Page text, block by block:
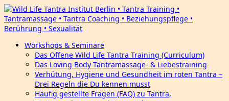
Workshops & Seminare
Das Offene Wild Life Tantra Training (Curriculum)
Das Loving Body Tantramassage- & Liebestraining
Verhütung, Hygiene und Gesundheit im roten Tantra –
Drei Regeln die Du kennen musst
Häufig gestellte Fragen (FAQ) zu Tantra,